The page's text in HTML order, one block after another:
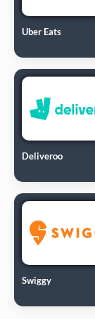
Uber Eats
Deliveroo
Swiggy